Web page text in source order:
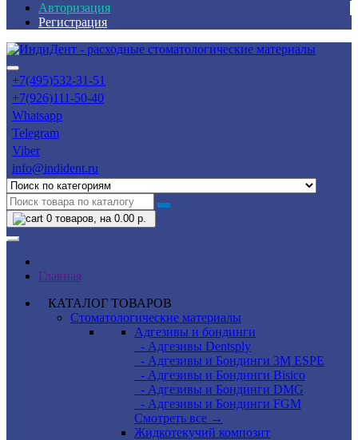
Авторизация
Регистрация
+7(495)532-31-51
+7(926)111-50-40
Whatsapp
Telegram
Viber
info@indident.ru
0 товаров, на 0.00 р.
Главная
КАТАЛОГ ТОВАРОВ
Стоматологические материалы
Адгезивы и бондинги
- Адгезивы Dentsply
- Адгезивы и Бондинги 3M ESPE
- Адгезивы и Бондинги Bisico
- Адгезивы и Бондинги DMG
- Адгезивы и Бондинги FGM
Смотреть все →
Жидкотекучий композит